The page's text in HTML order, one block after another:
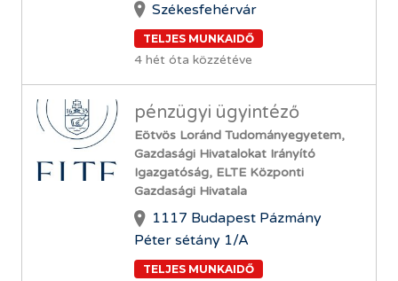
Székesfehérvár
TELJES MUNKAIDŐ
4 hét óta közzétéve
pénzügyi ügyintéző
Eötvös Loránd Tudományegyetem,
Gazdasági Hivatalokat Irányító
Igazgatóság, ELTE Központi
Gazdasági Hivatala
1117 Budapest Pázmány
Péter sétány 1/A
TELJES MUNKAIDŐ